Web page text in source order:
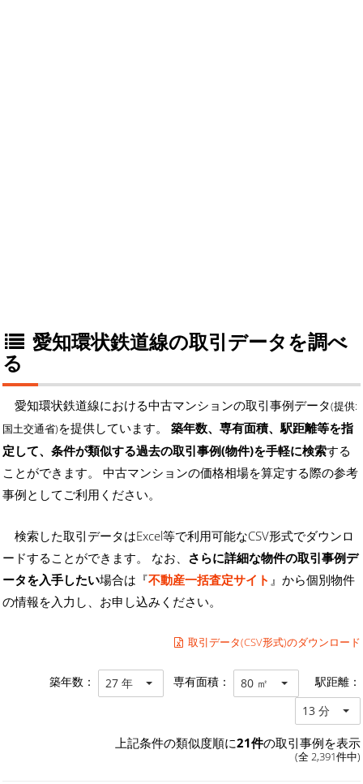
愛知環状鉄道線の取引データを調べ
る
愛知環状鉄道線における中古マンションの取引事例データ(提供:
国土交通省)を提供しています。 築年数、専有面積、駅距離等を指
定して、条件が類似する過去の取引事例(物件)を手軽に検索する
ことができます。 中古マンションの価格相場を算定する際の参考
事例としてご利用ください。
検索した取引データはExcel等で利用可能なCSV形式でダウンロ
ードすることができます。 なお、 さらに詳細な物件の取引事例デ
ータを入手したい場合は『不動産一括査定サイト 』から個別物件
の情報を入力し、お申し込みください。
取引データ(CSV形式)のダウンロード
築年数： 27 年 専有面積： 80 ㎡ 駅距離：
13 分
上記条件の類似度順に21件の取引事例を表示
(全 2,391件中)